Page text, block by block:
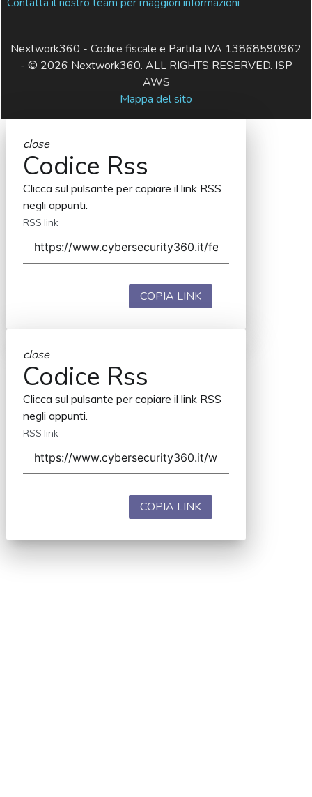
Contatta il nostro team per maggiori informazioni
Nextwork360 - Codice fiscale e Partita IVA 13868590962
- © 2026 Nextwork360. ALL RIGHTS RESERVED. ISP
AWS
Mappa del sito
close
Codice Rss
Clicca sul pulsante per copiare il link RSS
negli appunti.
RSS link
COPIA LINK
close
Codice Rss
Clicca sul pulsante per copiare il link RSS
negli appunti.
RSS link
COPIA LINK